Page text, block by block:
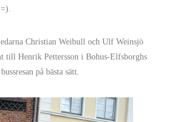
Christian Weibull och Ulf Weinsjö
till Henrik Pettersson i Bohus-Elfsborghs
på bästa sätt.